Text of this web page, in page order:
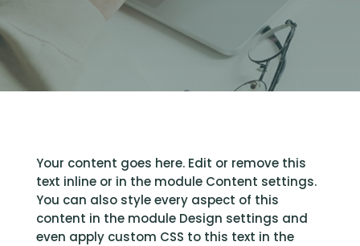
Your content goes here. Edit or remove this
text inline or in the module Content settings.
You can also style every aspect of this
content in the module Design settings and
even apply custom CSS to this text in the